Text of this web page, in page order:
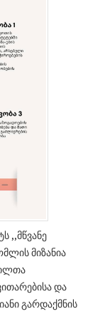
,,მწვანე
მიზანია
და
გარდაქმნის